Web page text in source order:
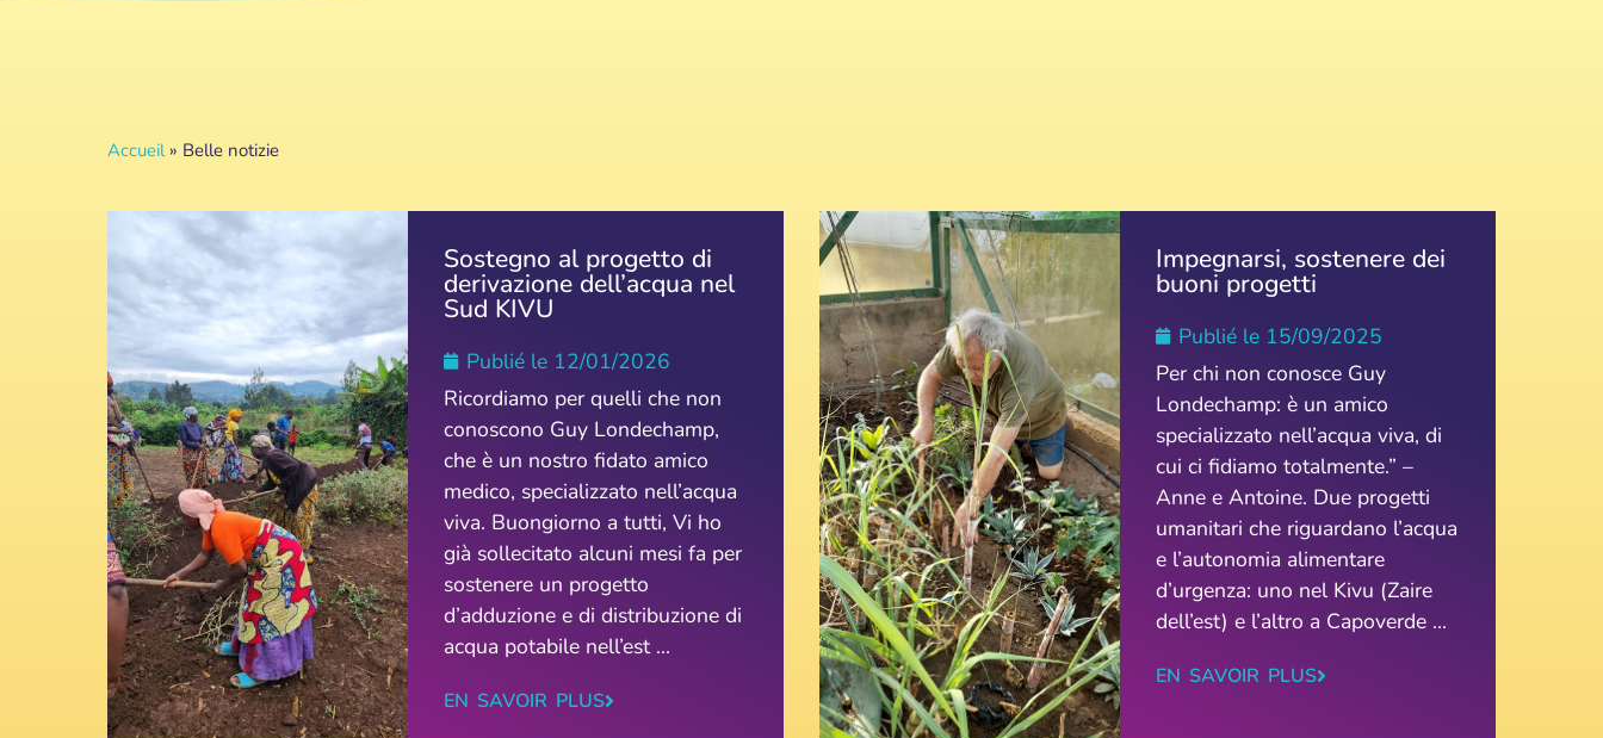
Accueil» Belle notizie
Sostegno al progetto di
derivazione dell’acqua nel
Sud KIVU
Publié le 12/01/2026
Ricordiamo per quelli che non
conoscono Guy Londechamp,
che è un nostro fidato amico
medico, specializzato nell’acqua
viva. Buongiorno a tutti, Vi ho
già sollecitato alcuni mesi fa per
sostenere un progetto
d’adduzione e di distribuzione di
acqua potabile nell’est ...
EN SAVOIR PLUS
Impegnarsi, sostenere dei
buoni progetti
Publié le 15/09/2025
Per chi non conosce Guy
Londechamp: è un amico
specializzato nell’acqua viva, di
cui ci fidiamo totalmente.” –
Anne e Antoine. Due progetti
umanitari che riguardano l’acqua
e l’autonomia alimentare
d’urgenza: uno nel Kivu (Zaire
dell’est) e l’altro a Capoverde ...
EN SAVOIR PLUS